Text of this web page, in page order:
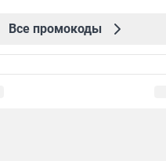
Все промокоды